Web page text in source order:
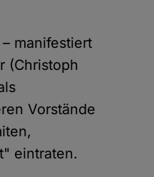
manifestiert
(Christoph
Vorstände
eintraten.